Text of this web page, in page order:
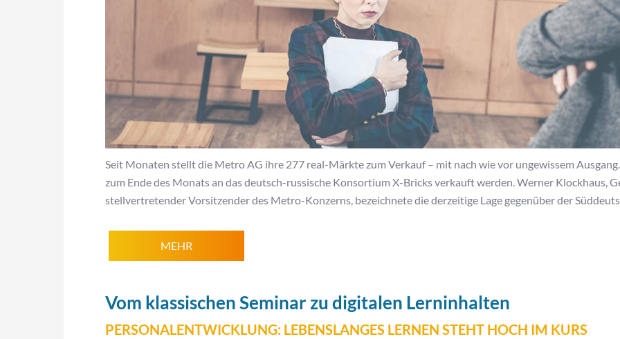
Seit Monaten stellt die Metro AG ihre 277 real-Märkte zum Verkauf – mit nach wie vor ungewissem
zum Ende des Monats an das deutsch-russische Konsortium X-Bricks verkauft werden. Werner Klockhaus,
stellvertretender Vorsitzender des Metro-Konzerns, bezeichnete die derzeitige Lage gegenüber der
MEHR
Vom klassischen Seminar zu digitalen Lerninhalten
PERSONALENTWICKLUNG: LEBENSLANGES LERNEN STEHT HOCH IM KURS